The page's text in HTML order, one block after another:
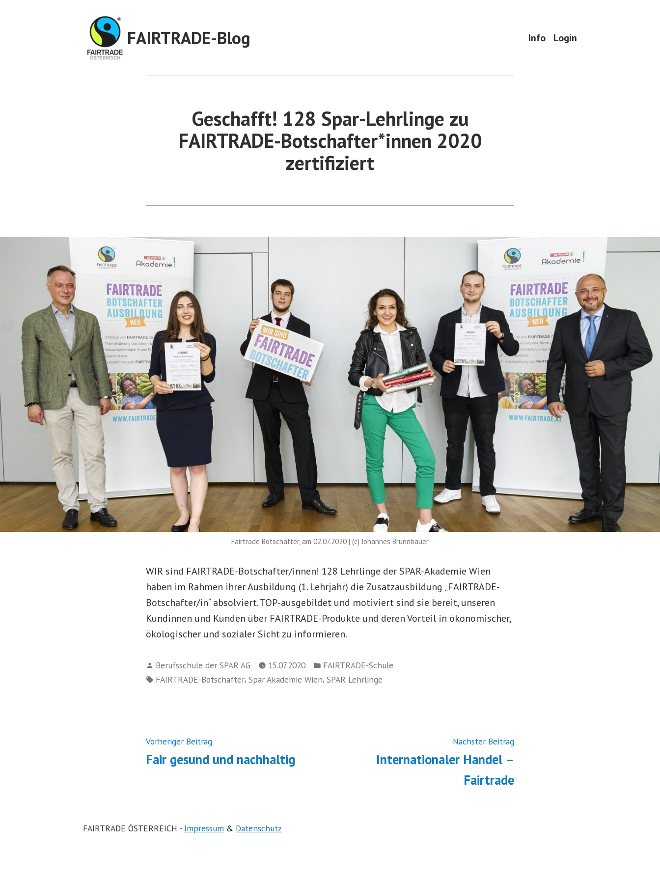
FAIRTRADE-Blog Info Login
Geschafft! 128 Spar-Lehrlinge zu
FAIRTRADE-Botschafter*innen 2020
zertifiziert
Fairtrade Botschafter, am 02.07.2020 | (c) Johannes Brunnbauer
WIR sind FAIRTRADE-Botschafter/innen! 128 Lehrlinge der SPAR-Akademie Wien
haben im Rahmen ihrer Ausbildung (1. Lehrjahr) die Zusatzausbildung „FAIRTRADE-
Botschafter/in“ absolviert. TOP-ausgebildet und motiviert sind sie bereit, unseren
Kundinnen und Kunden über FAIRTRADE-Produkte und deren Vorteil in ökonomischer,
ökologischer und sozialer Sicht zu informieren.
Verfasst
von
Berufsschule der SPAR AG 15.07.2020
Veröffentlicht
in
FAIRTRADE-Schule
Schlagwörter:
FAIRTRADE-Botschafter, Spar Akademie Wien, SPAR Lehrlinge
Beitragsnavigation
Vorheriger BeitragNächster
Beitrag:
Fair gesund und nachhaltig
Nächster BeitragVorheriger
Internationaler Handel –
Fairtrade
FAIRTRADE ÖSTERREICH - Impressum & Datenschutz